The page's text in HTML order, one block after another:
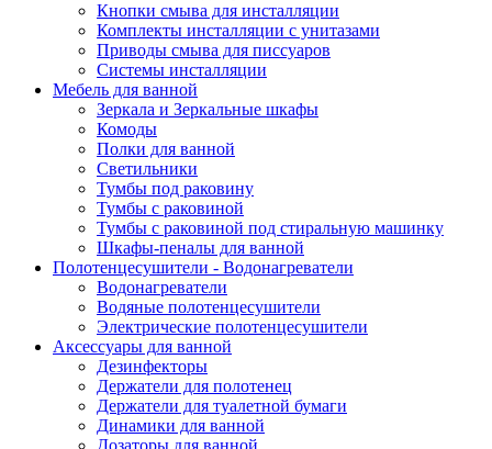
Кнопки смыва для инсталляции
Комплекты инсталляции с унитазами
Приводы смыва для писсуаров
Системы инсталляции
Мебель для ванной
Зеркала и Зеркальные шкафы
Комоды
Полки для ванной
Светильники
Тумбы под раковину
Тумбы с раковиной
Тумбы с раковиной под стиральную машинку
Шкафы-пеналы для ванной
Полотенцесушители - Водонагреватели
Водонагреватели
Водяные полотенцесушители
Электрические полотенцесушители
Аксессуары для ванной
Дезинфекторы
Держатели для полотенец
Держатели для туалетной бумаги
Динамики для ванной
Дозаторы для ванной